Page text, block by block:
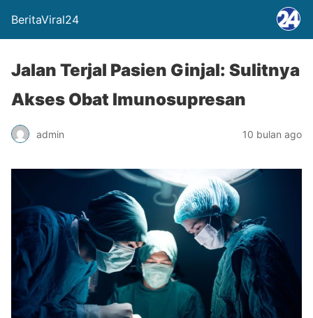
BeritaViral24
Jalan Terjal Pasien Ginjal: Sulitnya
Akses Obat Imunosupresan
admin 10 bulan ago